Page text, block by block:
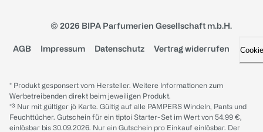
© 2026 BIPA Parfumerien Gesellschaft m.b.H.
AGB Impressum Datenschutz Vertrag widerrufen
* Produkt gesponsert vom Hersteller. Weitere Informationen zum
Werbetreibenden direkt beim jeweiligen Produkt.
*³ Nur mit gültiger jö Karte. Gültig auf alle PAMPERS Windeln, Pants und
Feuchttücher. Gutschein für ein tiptoi Starter-Set im Wert von 54.99 €,
einlösbar bis 30.09.2026. Nur ein Gutschein pro Einkauf einlösbar. Der